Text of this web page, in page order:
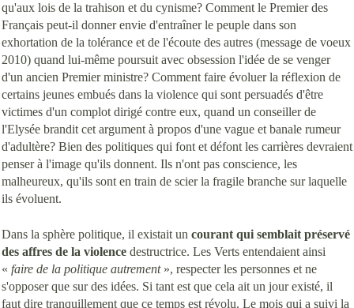
qu'aux lois de la trahison et du cynisme? Comment le Premier des
Français peut-il donner envie d'entraîner le peuple dans son
exhortation de la tolérance et de l'écoute des autres (message de voeux
2010) quand lui-même poursuit avec obsession l'idée de se venger
d'un ancien Premier ministre? Comment faire évoluer la réflexion de
certains jeunes embués dans la violence qui sont persuadés d'être
victimes d'un complot dirigé contre eux, quand un conseiller de
l'Elysée brandit cet argument à propos d'une vague et banale rumeur
d'adultère? Bien des politiques qui font et défont les carrières devraient
penser à l'image qu'ils donnent. Ils n'ont pas conscience, les
malheureux, qu'ils sont en train de scier la fragile branche sur laquelle
ils évoluent.
Dans la sphère politique, il existait un courant qui semblait préservé
des affres de la violence destructrice. Les Verts entendaient ainsi
« faire de la politique autrement», respecter les personnes et ne
s'opposer que sur des idées. Si tant est que cela ait un jour existé, il
faut dire tranquillement que ce temps est révolu. Le mois qui a suivi la